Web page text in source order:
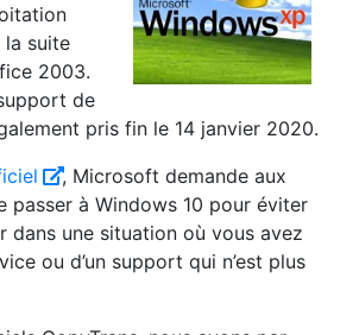
la suite
2003.
de
pris fin le 14 janvier 2020.
, Microsoft demande aux
passer à Windows 10 pour éviter
dans une situation où vous avez
ou d’un support qui n’est plus